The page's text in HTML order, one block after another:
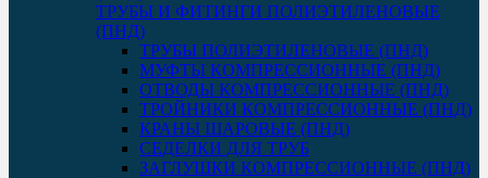
ТРУБЫ И ФИТИНГИ ПОЛИЭТИЛЕНОВЫЕ
(ПНД)
ТРУБЫ ПОЛИЭТИЛЕНОВЫЕ (ПНД)
МУФТЫ КОМПРЕССИОННЫЕ (ПНД)
ОТВОДЫ КОМПРЕССИОННЫЕ (ПНД)
ТРОЙНИКИ КОМПРЕССИОННЫЕ (ПНД)
КРАНЫ ШАРОВЫЕ (ПНД)
СЕДЕЛКИ ДЛЯ ТРУБ
ЗАГЛУШКИ КОМПРЕССИОННЫЕ (ПНД)